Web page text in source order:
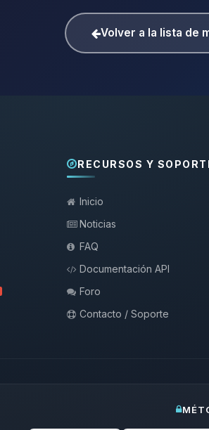
Volver a la lista de
RECURSOS Y
Inicio
Noticias
FAQ
Documentación API
Foro
Contacto / Soporte